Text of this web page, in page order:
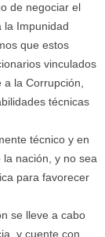
de negociar el
la Impunidad
que estos
vinculados
la Corrupción,
técnicas
técnico y en
nación, y no sea
para favorecer
se lleve a cabo
y cuente con